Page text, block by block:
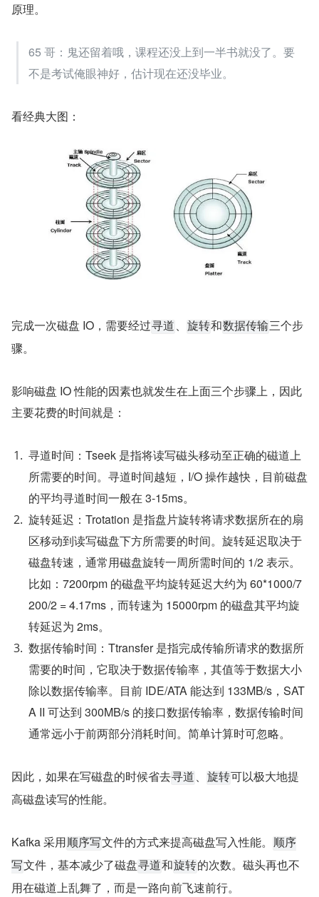
原理。
65 哥：鬼还留着哦，课程还没上到一半书就没了。要
不是考试俺眼神好，估计现在还没毕业。
看经典大图：
完成一次磁盘 IO，需要经过寻道 、 旋转和数据传输三个步
骤。
影响磁盘 IO 性能的因素也就发生在上面三个步骤上，因此
主要花费的时间就是：
寻道时间：Tseek 是指将读写磁头移动至正确的磁道上
所需要的时间。寻道时间越短，I/O 操作越快，目前磁盘
的平均寻道时间一般在 3-15ms。
旋转延迟：Trotation 是指盘片旋转将请求数据所在的扇
区移动到读写磁盘下方所需要的时间。旋转延迟取决于
磁盘转速，通常用磁盘旋转一周所需时间的 1/2 表示。
比如：7200rpm 的磁盘平均旋转延迟大约为 60*1000/7
200/2 = 4.17ms，而转速为 15000rpm 的磁盘其平均旋
转延迟为 2ms。
数据传输时间：Ttransfer 是指完成传输所请求的数据所
需要的时间，它取决于数据传输率，其值等于数据大小
除以数据传输率。目前 IDE/ATA 能达到 133MB/s，SAT
A II 可达到 300MB/s 的接口数据传输率，数据传输时间
通常远小于前两部分消耗时间。简单计算时可忽略。
因此，如果在写磁盘的时候省去寻道 、 旋转可以极大地提
高磁盘读写的性能。
Kafka 采用顺序写文件的方式来提高磁盘写入性能。
顺序
写文件，基本减少了磁盘寻道和旋转的次数。磁头再也不
用在磁道上乱舞了，而是一路向前飞速前行。